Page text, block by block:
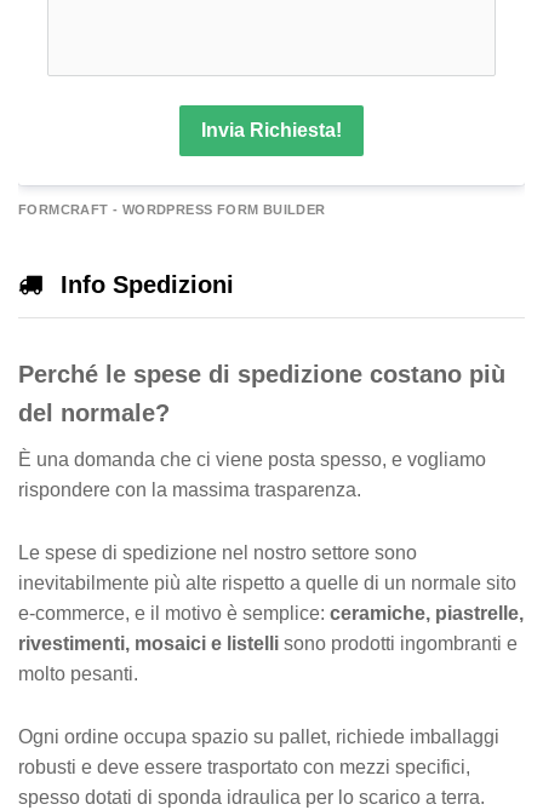
Invia Richiesta!
n
a
FORMCRAFT - WORDPRESS FORM BUILDER
Info Spedizioni
Perché le spese di spedizione costano più
del normale?
È una domanda che ci viene posta spesso, e vogliamo
rispondere con la massima trasparenza.
Le spese di spedizione nel nostro settore sono
inevitabilmente più alte rispetto a quelle di un normale sito
e-commerce, e il motivo è semplice: ceramiche, piastrelle,
rivestimenti, mosaici e listelli sono prodotti ingombranti e
molto pesanti.
Ogni ordine occupa spazio su pallet, richiede imballaggi
robusti e deve essere trasportato con mezzi specifici,
spesso dotati di sponda idraulica per lo scarico a terra.